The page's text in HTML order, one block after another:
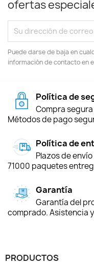
ofertas
Puede darse de baja en
información de contacto en
Política de
Compra
Métodos de pago
Política de
Plazos de
71000 paquetes
Garantía
Garantía del
comprado. Asistencia
PRODUCTOS